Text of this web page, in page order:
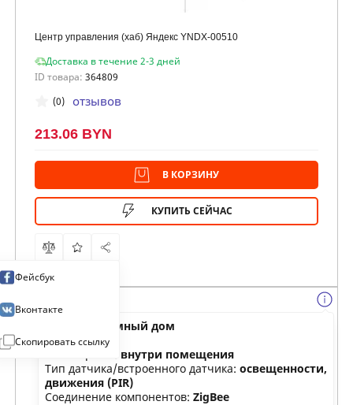
Центр управления (хаб) Яндекс YNDX-00510
Доставка в течение 2-3 дней
ID товара: 364809
(0) отзывов
213.06 BYN
В КОРЗИНУ
КУПИТЬ СЕЙЧАС
Фейсбук
Вконтакте
Скопировать ссылку
умный дом
Тип:датчик
внутри помещения
Тип датчика/встроенного датчика: освещенности,
движения (PIR)
Соединение компонентов: ZigBee